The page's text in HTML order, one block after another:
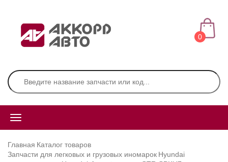
0
Главная Каталог товаров
Запчасти для легковых и грузовых иномарок Hyundai